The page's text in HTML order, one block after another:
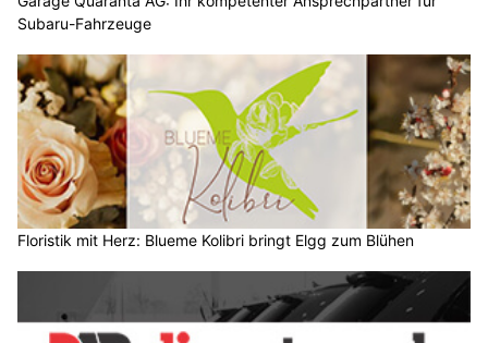
Subaru-Fahrzeuge
Floristik mit Herz: Blueme Kolibri bringt Elgg zum Blühen